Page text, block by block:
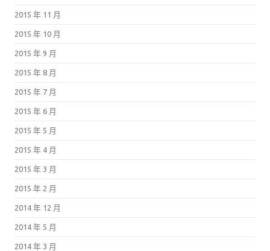
2015 年 11 月
2015 年 10 月
2015 年 9 月
2015 年 8 月
2015 年 7 月
2015 年 6 月
2015 年 5 月
2015 年 4 月
2015 年 3 月
2015 年 2 月
2014 年 12 月
2014 年 5 月
2014 年 3 月